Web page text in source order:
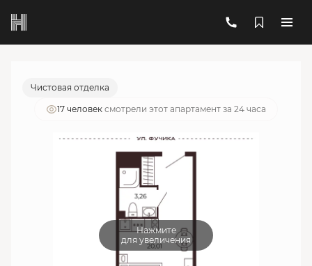
1-комнатный 7 117 759 руб.
Ипотека
Чистовая отделка
17 человек смотрели этот апартамент за 24 часа
Нажмите
для увеличения